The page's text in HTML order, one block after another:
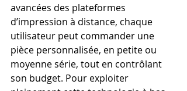
avancées des plateformes
d’impression à distance, chaque
utilisateur peut commander une
pièce personnalisée, en petite ou
moyenne série, tout en contrôlant
son budget. Pour exploiter